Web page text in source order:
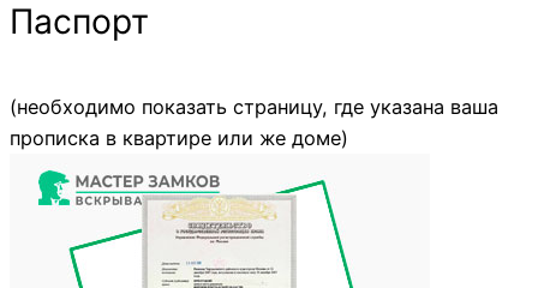
Паспорт
(необходимо показать страницу, где указана ваша
прописка в квартире или же доме)